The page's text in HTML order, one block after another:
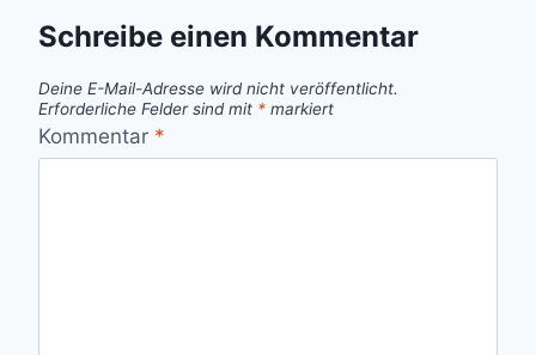
Schreibe einen Kommentar
Deine E-Mail-Adresse wird nicht veröffentlicht.
Erforderliche Felder sind mit * markiert
Kommentar *